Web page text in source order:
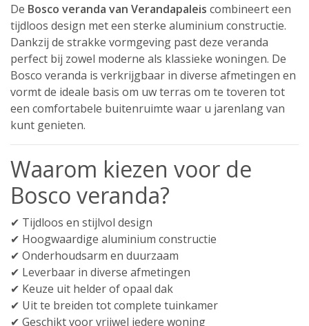
De Bosco veranda van Verandapaleis combineert een
tijdloos design met een sterke aluminium constructie.
Dankzij de strakke vormgeving past deze veranda
perfect bij zowel moderne als klassieke woningen. De
Bosco veranda is verkrijgbaar in diverse afmetingen en
vormt de ideale basis om uw terras om te toveren tot
een comfortabele buitenruimte waar u jarenlang van
kunt genieten.
Waarom kiezen voor de
Bosco veranda?
✔ Tijdloos en stijlvol design
✔ Hoogwaardige aluminium constructie
✔ Onderhoudsarm en duurzaam
✔ Leverbaar in diverse afmetingen
✔ Keuze uit helder of opaal dak
✔ Uit te breiden tot complete tuinkamer
✔ Geschikt voor vrijwel iedere woning